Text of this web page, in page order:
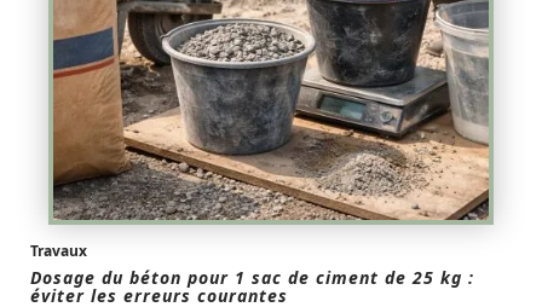
Travaux
Dosage du béton pour 1 sac de ciment de 25 kg :
éviter les erreurs courantes